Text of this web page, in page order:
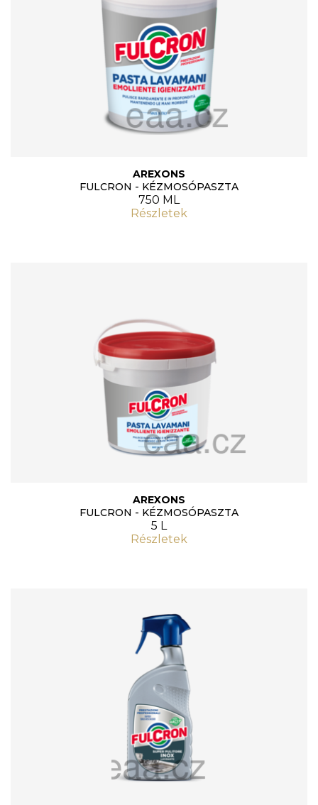
AREXONS
FULCRON - KÉZMOSÓPASZTA
750 ML
Részletek
AREXONS
FULCRON - KÉZMOSÓPASZTA
5 L
Részletek